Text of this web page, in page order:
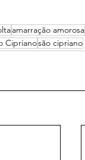
amarração amorosa
Ciprianosão cipriano